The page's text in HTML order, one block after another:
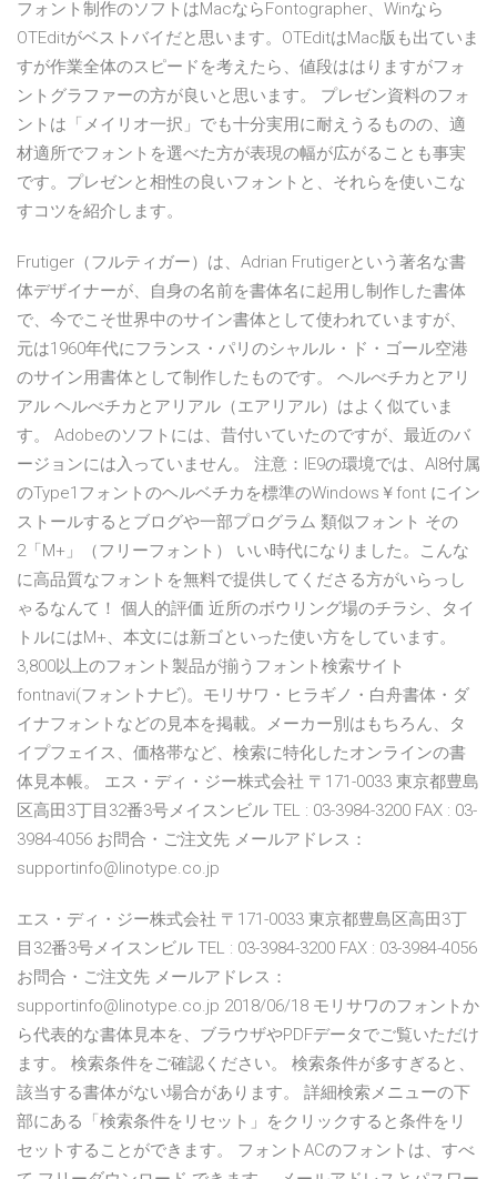
フォント制作のソフトはMacならFontographer、Winなら
OTEditがベストバイだと思います。OTEditはMac版も出ていま
すが作業全体のスピードを考えたら、値段ははりますがフォ
ントグラファーの方が良いと思います。 プレゼン資料のフォ
ントは「メイリオ一択」でも十分実用に耐えうるものの、適
材適所でフォントを選べた方が表現の幅が広がることも事実
です。プレゼンと相性の良いフォントと、それらを使いこな
すコツを紹介します。
Frutiger（フルティガー）は、Adrian Frutigerという著名な書
体デザイナーが、自身の名前を書体名に起用し制作した書体
で、今でこそ世界中のサイン書体として使われていますが、
元は1960年代にフランス・パリのシャルル・ド・ゴール空港
のサイン用書体として制作したものです。 ヘルべチカとアリ
アル ヘルべチカとアリアル（エアリアル）はよく似ていま
す。 Adobeのソフトには、昔付いていたのですが、最近のバ
ージョンには入っていません。 注意：IE9の環境では、AI8付属
のType1フォントのヘルベチカを標準のWindows￥font にイン
ストールするとブログや一部プログラム 類似フォント その
2「M+」（フリーフォント） いい時代になりました。こんな
に高品質なフォントを無料で提供してくださる方がいらっし
ゃるなんて！ 個人的評価 近所のボウリング場のチラシ、タイ
トルにはM+、本文には新ゴといった使い方をしています。
3,800以上のフォント製品が揃うフォント検索サイト
fontnavi(フォントナビ)。モリサワ・ヒラギノ・白舟書体・ダ
イナフォントなどの見本を掲載。メーカー別はもちろん、タ
イプフェイス、価格帯など、検索に特化したオンラインの書
体見本帳。 エス・ディ・ジー株式会社 〒171-0033 東京都豊島
区高田3丁目32番3号メイスンビル TEL : 03-3984-3200 FAX : 03-
3984-4056 お問合・ご注文先 メールアドレス：
supportinfo@linotype.co.jp
エス・ディ・ジー株式会社 〒171-0033 東京都豊島区高田3丁
目32番3号メイスンビル TEL : 03-3984-3200 FAX : 03-3984-4056
お問合・ご注文先 メールアドレス：
supportinfo@linotype.co.jp 2018/06/18 モリサワのフォントか
ら代表的な書体見本を、ブラウザやPDFデータでご覧いただけ
ます。 検索条件をご確認ください。 検索条件が多すぎると、
該当する書体がない場合があります。 詳細検索メニューの下
部にある「検索条件をリセット」をクリックすると条件をリ
セットすることができます。 フォントACのフォントは、すべ